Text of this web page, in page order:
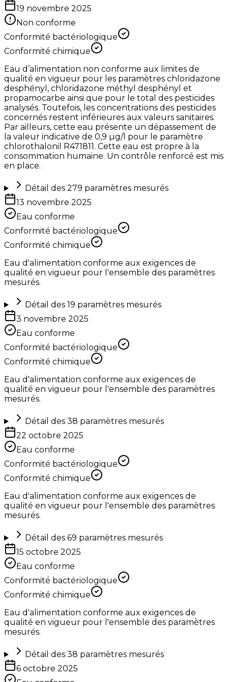
19 novembre 2025
Non conforme
Conformité bactériologique
Conformité chimique
Eau d’alimentation non conforme aux limites de
qualité en vigueur pour les paramètres chloridazone
desphényl, chloridazone méthyl desphényl et
propamocarbe ainsi que pour le total des pesticides
analysés. Toutefois, les concentrations des pesticides
concernés restent inférieures aux valeurs sanitaires.
Par ailleurs, cette eau présente un dépassement de
la valeur indicative de 0,9 µg/l pour le paramètre
chlorothalonil R471811. Cette eau est propre à la
consommation humaine. Un contrôle renforcé est mis
en place.
Détail des 279 paramètres mesurés
13 novembre 2025
Eau conforme
Conformité bactériologique
Conformité chimique
Eau d'alimentation conforme aux exigences de
qualité en vigueur pour l'ensemble des paramètres
mesurés.
Détail des 19 paramètres mesurés
3 novembre 2025
Eau conforme
Conformité bactériologique
Conformité chimique
Eau d'alimentation conforme aux exigences de
qualité en vigueur pour l'ensemble des paramètres
mesurés.
Détail des 38 paramètres mesurés
22 octobre 2025
Eau conforme
Conformité bactériologique
Conformité chimique
Eau d'alimentation conforme aux exigences de
qualité en vigueur pour l'ensemble des paramètres
mesurés.
Détail des 69 paramètres mesurés
15 octobre 2025
Eau conforme
Conformité bactériologique
Conformité chimique
Eau d'alimentation conforme aux exigences de
qualité en vigueur pour l'ensemble des paramètres
mesurés.
Détail des 38 paramètres mesurés
6 octobre 2025